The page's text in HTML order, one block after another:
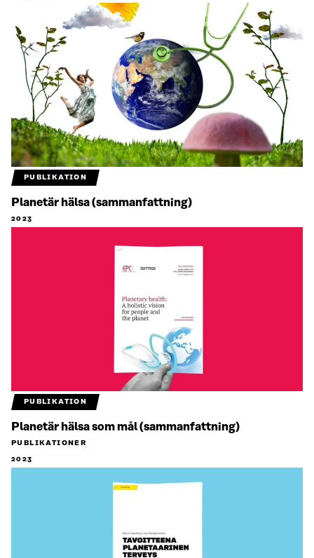
PUBLIKATION
Planetär hälsa (sammanfattning)
2023
PUBLIKATION
Planetär hälsa som mål (sammanfattning)
PUBLIKATIONER
2023